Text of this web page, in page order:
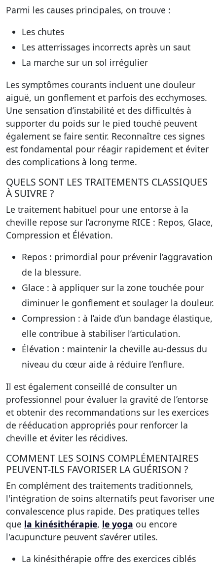
Parmi les causes principales, on trouve :
Les chutes
Les atterrissages incorrects après un saut
La marche sur un sol irrégulier
Les symptômes courants incluent une douleur
aiguë, un gonflement et parfois des ecchymoses.
Une sensation d’instabilité et des difficultés à
supporter du poids sur le pied touché peuvent
également se faire sentir. Reconnaître ces signes
est fondamental pour réagir rapidement et éviter
des complications à long terme.
QUELS SONT LES TRAITEMENTS CLASSIQUES
À SUIVRE ?
Le traitement habituel pour une entorse à la
cheville repose sur l’acronyme RICE : Repos, Glace,
Compression et Élévation.
Repos : primordial pour prévenir l’aggravation
de la blessure.
Glace : à appliquer sur la zone touchée pour
diminuer le gonflement et soulager la douleur.
Compression : à l’aide d’un bandage élastique,
elle contribue à stabiliser l’articulation.
Élévation : maintenir la cheville au-dessus du
niveau du cœur aide à réduire l’enflure.
Il est également conseillé de consulter un
professionnel pour évaluer la gravité de l’entorse
et obtenir des recommandations sur les exercices
de rééducation appropriés pour renforcer la
cheville et éviter les récidives.
COMMENT LES SOINS COMPLÉMENTAIRES
PEUVENT-ILS FAVORISER LA GUÉRISON ?
En complément des traitements traditionnels,
l'intégration de soins alternatifs peut favoriser une
convalescence plus rapide. Des pratiques telles
que la kinésithérapie, le yoga ou encore
l'acupuncture peuvent s’avérer utiles.
La kinésithérapie offre des exercices ciblés